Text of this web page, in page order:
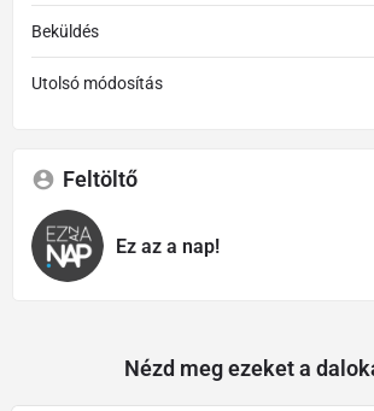
Beküldés
Utolsó módosítás
Feltöltő
Ez az a nap!
Nézd meg ezeket a